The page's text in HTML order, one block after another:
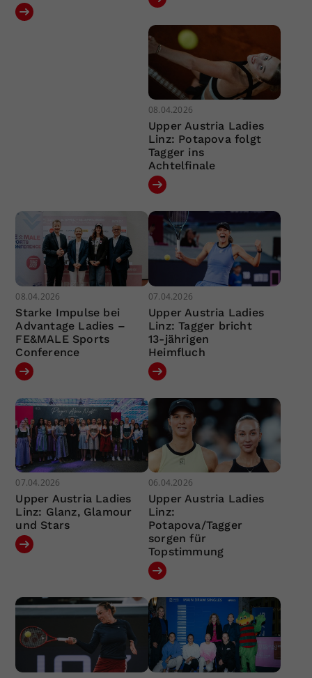
08.04.2026
Upper Austria Ladies
Linz: Potapova folgt
Tagger ins
Achtelfinale
08.04.2026
Starke Impulse bei
Advantage Ladies –
FE&MALE Sports
Conference
07.04.2026
Upper Austria Ladies
Linz: Tagger bricht
13-jährigen
Heimfluch
07.04.2026
Upper Austria Ladies
Linz: Glanz, Glamour
und Stars
06.04.2026
Upper Austria Ladies
Linz:
Potapova/Tagger
sorgen für
Topstimmung